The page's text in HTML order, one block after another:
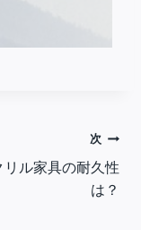
次
リル家具の耐久性
は？